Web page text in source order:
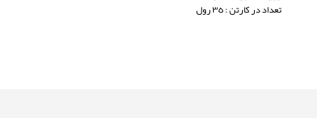
تعداد در كارتن : ٣٥ رول